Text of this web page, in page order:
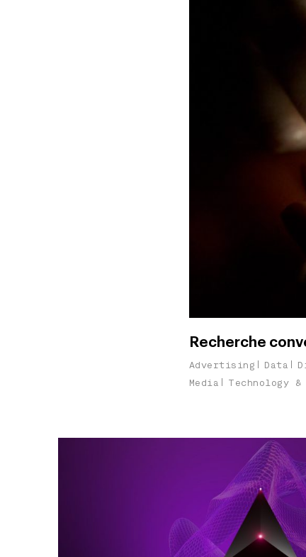
Recherche
Advertising Data
Media
Technology &